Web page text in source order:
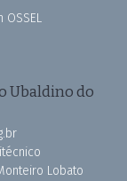
OSSEL
Ubaldino do
Lobato